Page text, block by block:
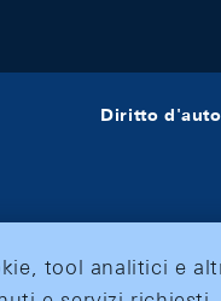
Diritto
tool analitici e